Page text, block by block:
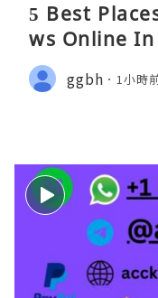
5 Best
ws Online In
ggbh 1小時